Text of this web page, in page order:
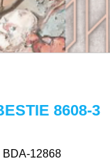
8608-3
BDA-12868